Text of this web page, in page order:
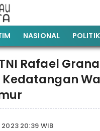
NASIONAL POLITIK
Rafael
20:39 WIB